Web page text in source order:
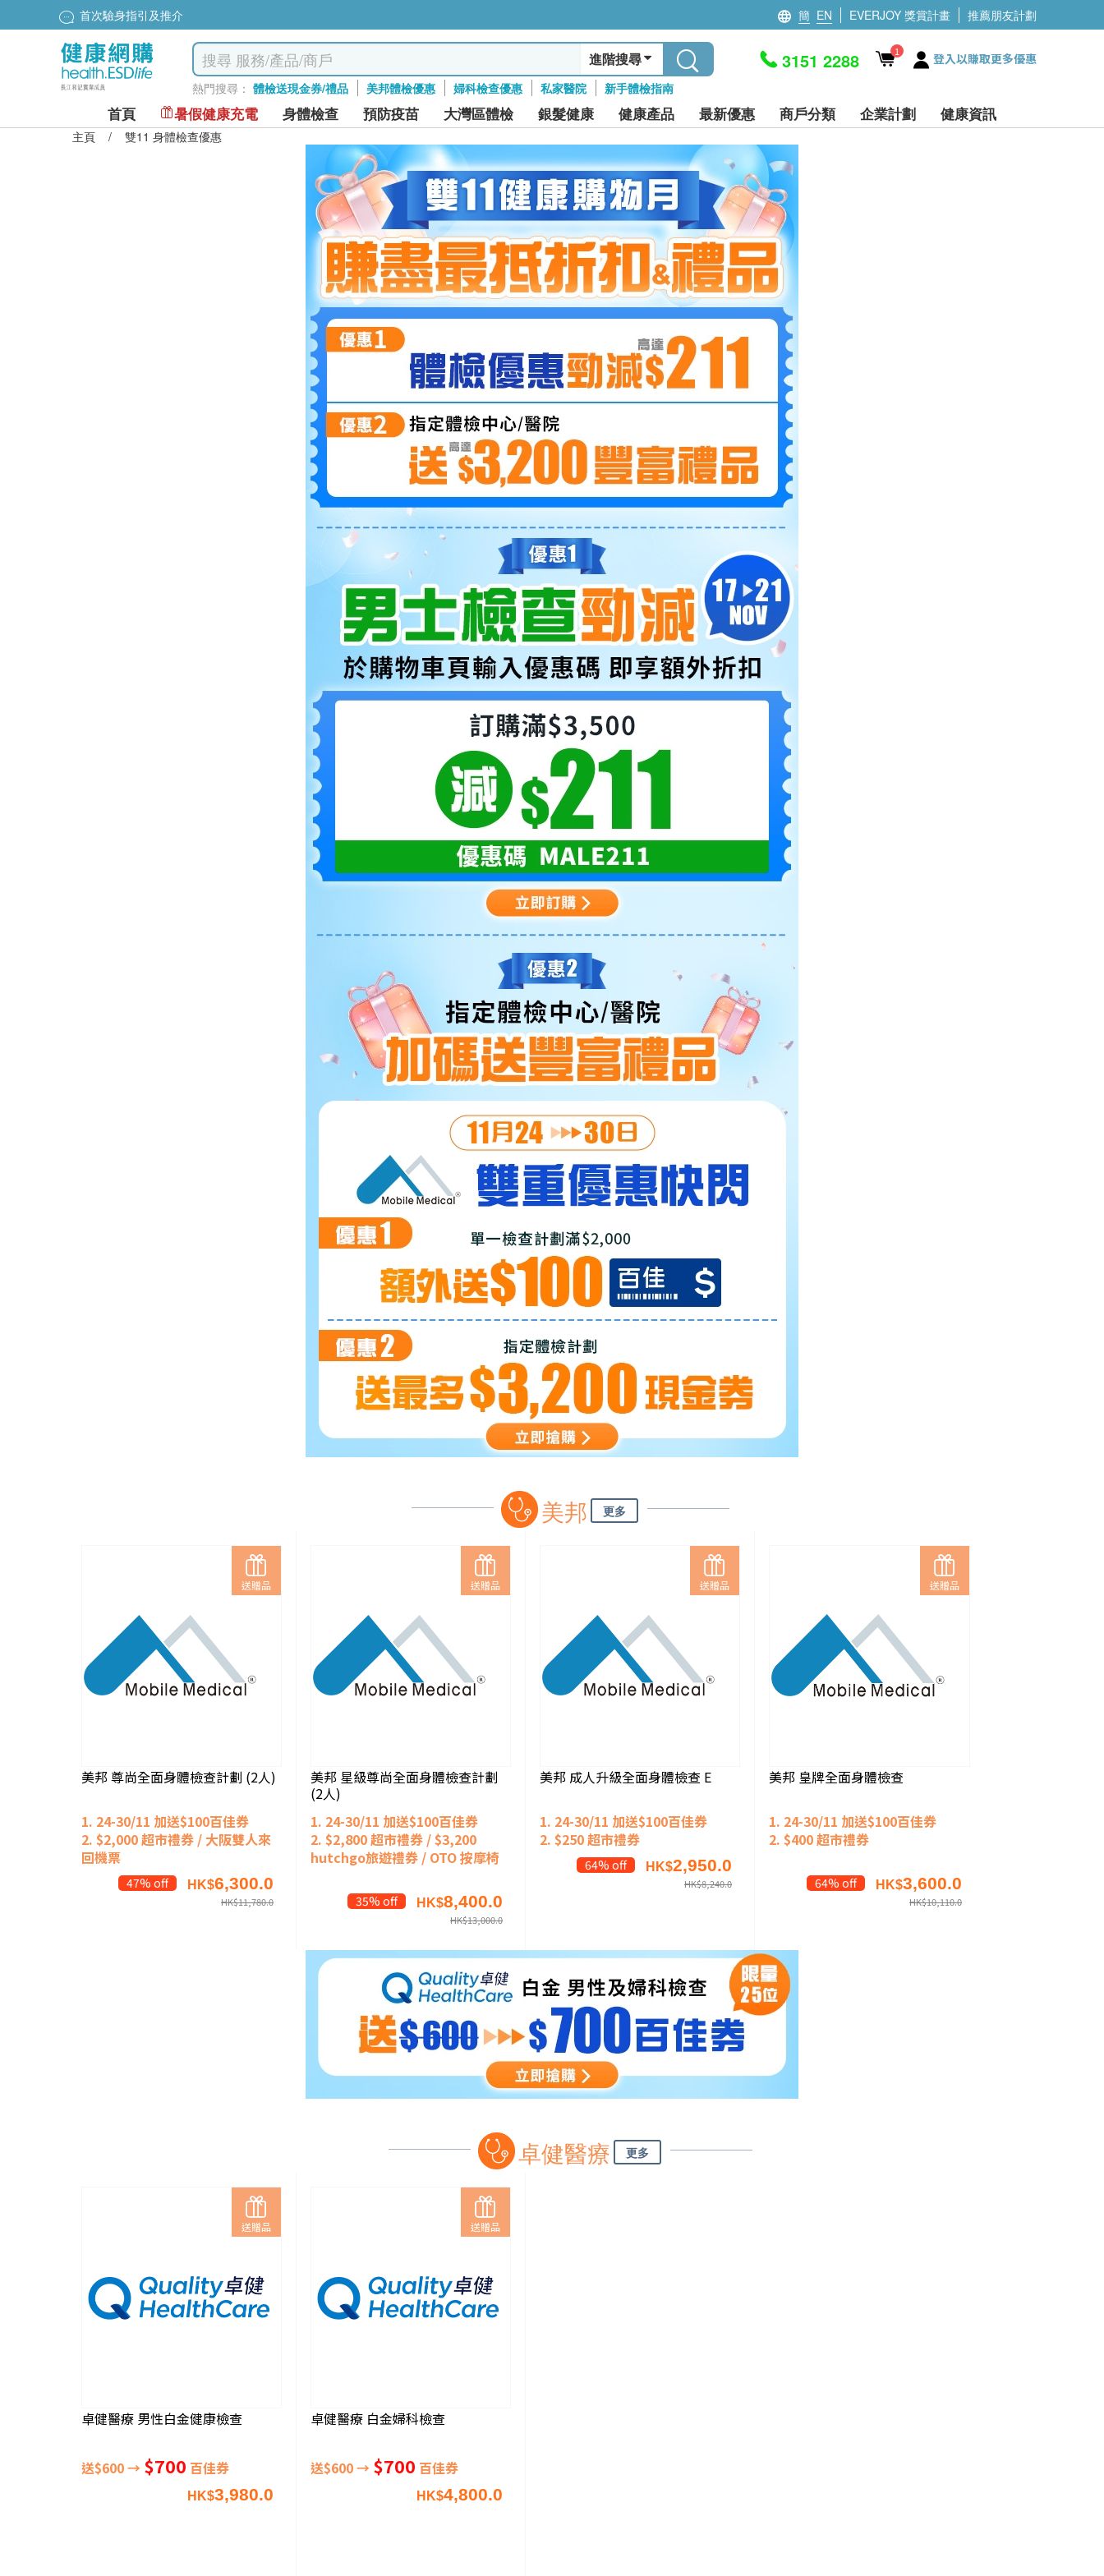
首次驗身指引及推介 簡 EN EVERJOY 獎賞計畫 推薦朋友計劃
進階搜尋
熱門搜尋： 體檢送現金券/禮品 美邦體檢優惠 婦科檢查優惠 私家醫院 新手體檢指南
3151 2288 1 登入以賺取更多優惠
首頁 暑假健康充電 身體檢查 預防疫苗 大灣區體檢 銀髮健康 健康產品 最新優惠 商戶分類 企業計劃 健康資訊
主頁 / 雙11 身體檢查優惠
美邦 更多
送贈品
美邦 尊尚全面身體檢查計劃 (2人)
1. 24-30/11 加送$100百佳券
2. $2,000 超市禮券 / 大阪雙人來
回機票
47% off HK$6,300.0
HK$11,780.0
送贈品
美邦 星級尊尚全面身體檢查計劃
(2人)
1. 24-30/11 加送$100百佳券
2. $2,800 超市禮券 /$3,200
hutchgo旅遊禮券 / OTO 按摩椅
35% off HK$8,400.0
HK$13,000.0
送贈品
美邦 成人升級全面身體檢查 E
1. 24-30/11 加送$100百佳券
2. $250超市禮券
64% off HK$2,950.0
HK$8,240.0
送贈品
美邦 皇牌全面身體檢查
1. 24-30/11 加送$100百佳券
2. $400超市禮券
64% off HK$3,600.0
HK$10,110.0
卓健醫療 更多
送贈品
卓健醫療 男性白金健康檢查
送$600 → $700 百佳券
HK$3,980.0
送贈品
卓健醫療 白金婦科檢查
送$600 → $700 百佳券
HK$4,800.0